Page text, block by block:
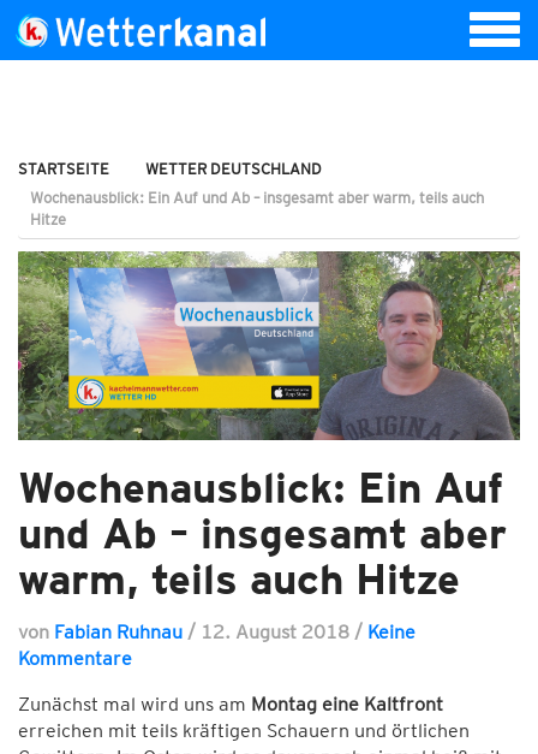
STARTSEITE
WETTER DEUTSCHLAND
Wochenausblick: Ein Auf und Ab – insgesamt aber warm, teils auch
Hitze
Wochenausblick: Ein Auf
und Ab – insgesamt aber
warm, teils auch Hitze
von Fabian Ruhnau / 12. August 2018 / Keine
Kommentare
Zunächst mal wird uns am Montag eine Kaltfront
erreichen mit teils kräftigen Schauern und örtlichen